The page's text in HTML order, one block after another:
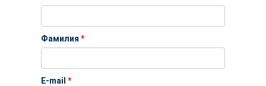
Фамилия *
E-mail *